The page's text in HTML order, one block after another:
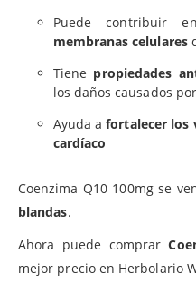
Puede contribuir
membranas celulares
Tiene propiedades
los daños causados
Ayuda afortalecer los
cardíaco
Coenzima Q10 100mg se
blandas.
Ahora puede comprar
mejor precio en Herbolario